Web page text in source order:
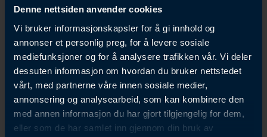
Denne nettsiden anvender cookies
Vi bruker informasjonskapsler for å gi innhold og
annonser et personlig preg, for å levere sosiale
mediefunksjoner og for å analysere trafikken vår. Vi deler
dessuten informasjon om hvordan du bruker nettstedet
vårt, med partnerne våre innen sosiale medier,
annonsering og analysearbeid, som kan kombinere den
med annen informasjon du har gjort tilgjengelig for dem,
eller som de har samlet inn gjennom din bruk av
personvernforordningen. Domstolen presiserte at
plikten til å vurdere mottakerlandets
beskyttelsesnivå ikke er begrenset til EUs
standardkontrakter, men gjelder for alle
overføringsgrunnlag.
Den som overfører personvernopplysninger må
sjekke, vurdere og evt. iverksette tiltak
I lys av dommen må den som allerede overfører eller